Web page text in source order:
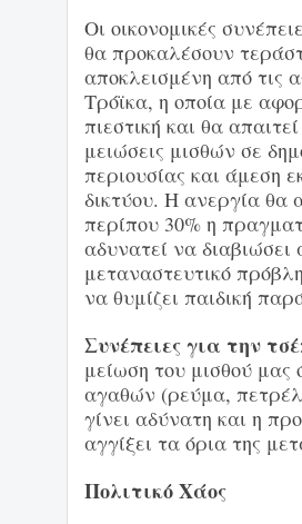
Οι οικονομικές
θα προκαλέσουν
αποκλεισμένη από τις
Τρόϊκα, η οποία με
πιεστική και θα
μειώσεις μισθών σε
περιουσίας και άμεση
δικτύου. Η ανεργία θα
περίπου 30% η
αδυνατεί να
μεταναστευτικό
να θυμίζει παιδική
Συνέπειες για την
μείωση του μισθού μας
αγαθών (ρεύμα,
γίνει αδύνατη και η
αγγίξει τα όρια της
Πολιτικό Χάος